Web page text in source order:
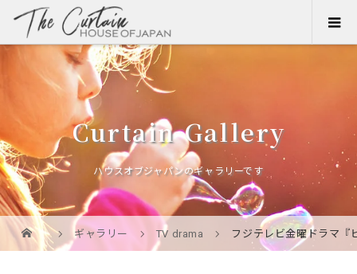
Curtain Gallery
ハウスオブジャパンのギャラリーです
ギャラリー TV drama フジテレビ金曜ドラマ『